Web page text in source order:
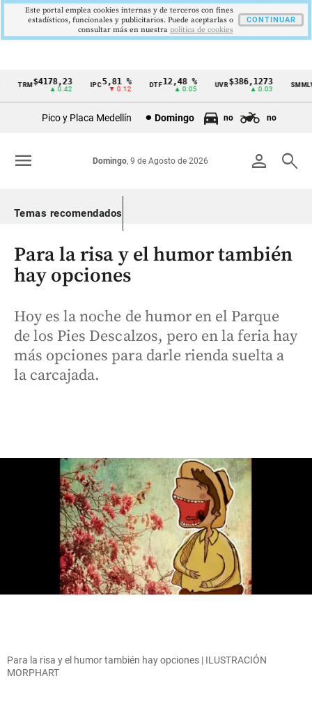
Cintillo
Colombia
TRM$4178,23
▲ 0.42
5,81 %
▼ 0.12
DTF12,48 %
▲ 0.05
UVR$386,1273
▲ 0.03
SMMLV
Pico y Placa Medellín Domingo no no
person search
Domingo, 9 de Agosto de 2026
menu
Temas recomendados
Para la risa y el humor también
hay opciones
Hoy es la noche de humor en el Parque
de los Pies Descalzos, pero en la feria hay
más opciones para darle rienda suelta a
la carcajada.
Para la risa y el humor también hay opciones | ILUSTRACIÓN
MORPHART
Este portal emplea cookies internas y de terceros con fines
estadísticos, funcionales y publicitarios. Puede aceptarlas o
consultar más en nuestra politica de cookies
CONTINUAR